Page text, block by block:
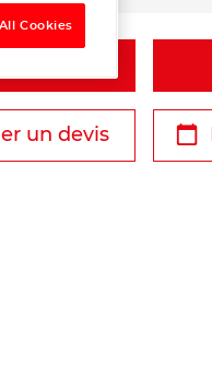
un devis
Cookies